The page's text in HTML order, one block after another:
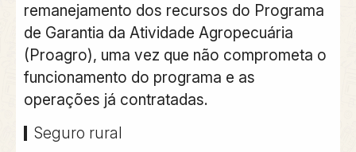
remanejamento dos recursos do Programa
de Garantia da Atividade Agropecuária
(Proagro), uma vez que não comprometa o
funcionamento do programa e as
operações já contratadas.
Seguro rural